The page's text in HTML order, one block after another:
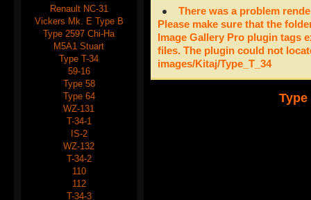
Renault NC-31
Vickers Mk. E Type B
Type 2597 Chi-Ha
M5A1 Stuart
Type T-34
59-16
Type 58
Type 64
WZ-131
T-34-1
IS-2
WZ-132
T-34-2
110
112
T-34-3
There was a problem
Please make sure that the
Image Gallery Pro plugin tags
files. The plugin could not
images/Kitaj/Type_T_34
Type